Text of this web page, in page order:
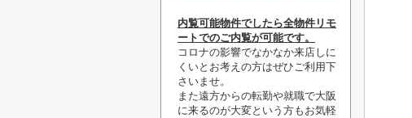
内覧可能物件でしたら全物件リモ
ートでのご内覧が可能です。
コロナの影響でなかなか来店しに
くいとお考えの方はぜひご利用下
さいませ。
また遠方からの転勤や就職で大阪
に来るのが大変という方もお気軽